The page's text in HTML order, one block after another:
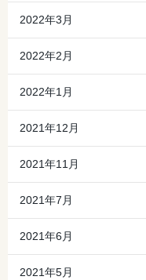
2022年3月
2022年2月
2022年1月
2021年12月
2021年11月
2021年7月
2021年6月
2021年5月